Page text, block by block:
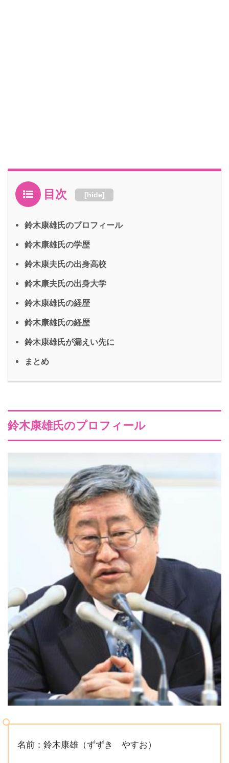
目次 [hide]
鈴木康雄氏のプロフィール
鈴木康雄氏の学歴
鈴木康夫氏の出身高校
鈴木康夫氏の出身大学
鈴木康雄氏の経歴
鈴木康雄氏の経歴
鈴木康雄氏が漏えい先に
まとめ
鈴木康雄氏のプロフィール
名前：鈴木康雄（ずずき やすお）